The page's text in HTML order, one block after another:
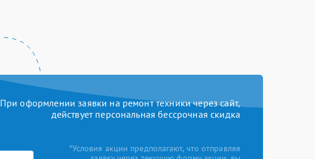
При оформлении заявки на ремонт техники через сайт,
действует персональная бессрочная скидка
*Условия акции предполагают, что отправляя